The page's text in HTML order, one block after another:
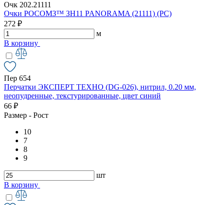
Очк 202.21111
Очки РОСОМЗ™ ЗН11 PANORAMA (21111) (РС)
272 ₽
м
В корзину
Пер 654
Перчатки ЭКСПЕРТ ТЕХНО (DG-026), нитрил, 0.20 мм,
неопудренные, текстурированные, цвет синий
66 ₽
Размер - Рост
10
7
8
9
шт
В корзину